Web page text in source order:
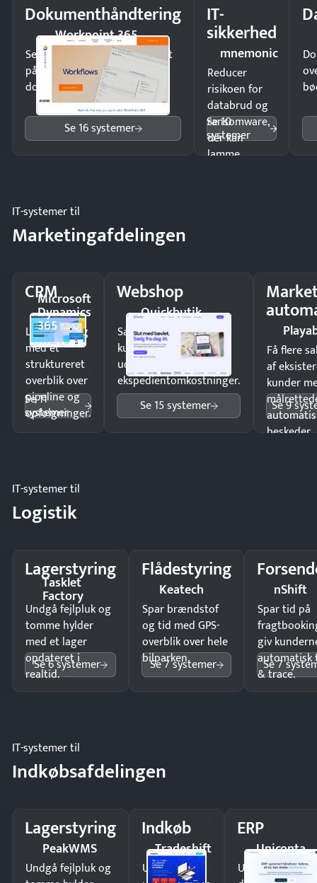
Dokumenthåndtering
Workpoint 365
Send kontrakter til underskrift
på minutter og mist ingen
dokumenter.
Se 16 systemer
IT-
sikkerhed
mnemonic
Reducer
risikoen for
databrud og
ransomware,
der kan
lamme
Se 10
systemer
IT-systemer til
Marketingafdelingen
CRM
Microsoft
Dynamics
365
Luk flere salg
med et
struktureret
overblik over
pipeline og
opfølgninger.
Se 11
systemer
Webshop
Quickbutik
Sælg produkter 24/7 til
kunder i hele landet
uden
ekspedientomkostninger.
Se 15 systemer
Få flere
af
kunder
beskeder.
Se 9
IT-systemer til
Logistik
Lagerstyring
Tasklet
Factory
Undgå fejlpluk og
tomme hylder
med et lager
opdateret i
realtid.
Se 6 systemer
Flådestyring
Keatech
Spar brændstof
og tid med GPS-
overblik over hele
bilparken.
Se 7 systemer
nShift
Spar tid på
giv
automatisk
& trace.
Se 7
IT-systemer til
Indkøbsafdelingen
Lagerstyring
PeakWMS
Undgå fejlpluk og
Indkøb
Tradeshift
Undgå
ERP
Uniconta
Undgå